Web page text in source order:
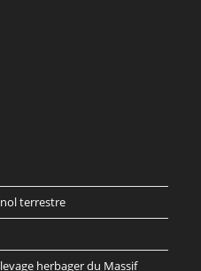
terrestre
herbager du Massif